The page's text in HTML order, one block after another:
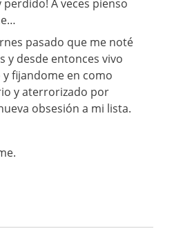
A veces pienso
pasado que me noté
y desde entonces vivo
fijandome en como
y aterrorizado por
obsesión a mi lista.